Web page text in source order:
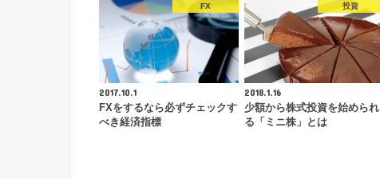
FX
2017.10.1
FXをするなら必ずチェックす
べき経済指標
投資
2018.1.16
少額から株式投資を始められ
る「ミニ株」とは